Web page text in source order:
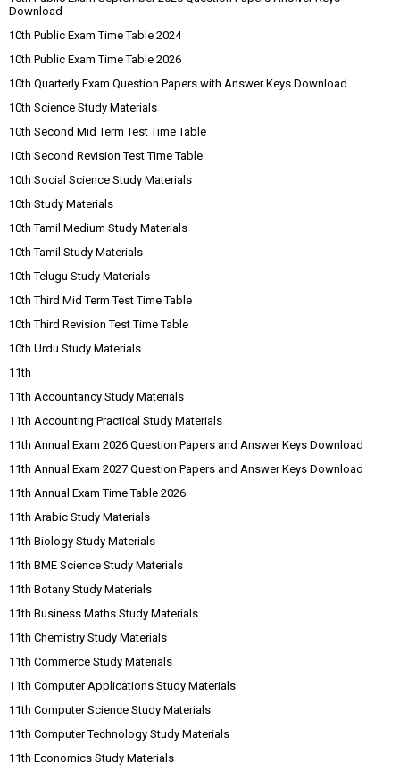
Download
10th Public Exam Time Table 2024
10th Public Exam Time Table 2026
10th Quarterly Exam Question Papers with Answer Keys Download
10th Science Study Materials
10th Second Mid Term Test Time Table
10th Second Revision Test Time Table
10th Social Science Study Materials
10th Study Materials
10th Tamil Medium Study Materials
10th Tamil Study Materials
10th Telugu Study Materials
10th Third Mid Term Test Time Table
10th Third Revision Test Time Table
10th Urdu Study Materials
11th
11th Accountancy Study Materials
11th Accounting Practical Study Materials
11th Annual Exam 2026 Question Papers and Answer Keys Download
11th Annual Exam 2027 Question Papers and Answer Keys Download
11th Annual Exam Time Table 2026
11th Arabic Study Materials
11th Biology Study Materials
11th BME Science Study Materials
11th Botany Study Materials
11th Business Maths Study Materials
11th Chemistry Study Materials
11th Commerce Study Materials
11th Computer Applications Study Materials
11th Computer Science Study Materials
11th Computer Technology Study Materials
11th Economics Study Materials